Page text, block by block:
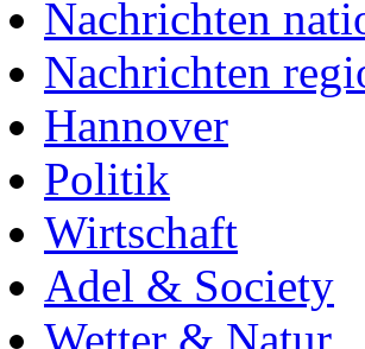
Nachrichten
Nachrichten
Hannover
Politik
Wirtschaft
Adel & Society
Wetter & Natur